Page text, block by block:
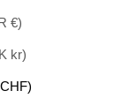
€)
kr)